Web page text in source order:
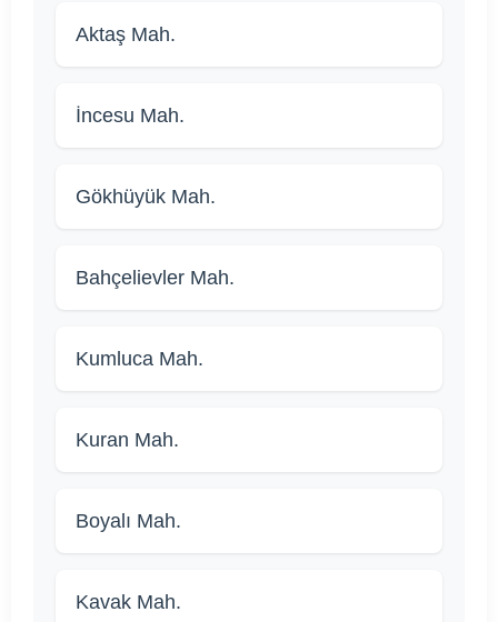
Aktaş Mah.
İncesu Mah.
Gökhüyük Mah.
Bahçelievler Mah.
Kumluca Mah.
Kuran Mah.
Boyalı Mah.
Kavak Mah.